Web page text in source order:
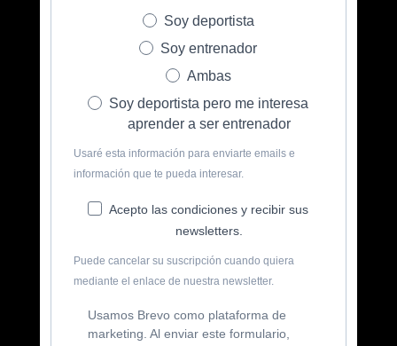
Soy deportista
Soy entrenador
Ambas
Soy deportista pero me interesa
aprender a ser entrenador
Usaré esta información para enviarte emails e
información que te pueda interesar.
Acepto las condiciones y recibir sus
newsletters.
Puede cancelar su suscripción cuando quiera
mediante el enlace de nuestra newsletter.
Usamos Brevo como plataforma de
marketing. Al enviar este formulario,